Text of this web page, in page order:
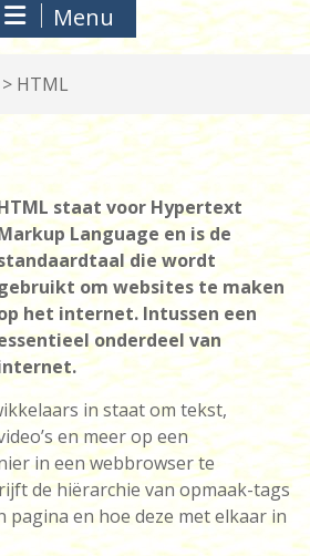
Menu
> HTML
staat voor Hypertext
Language en is de
die wordt
om websites te maken
het internet. Intussen een
onderdeel van
in staat om tekst,
en meer op een
in een webbrowser te
de hiërarchie van opmaak-tags
pagina en hoe deze met elkaar in